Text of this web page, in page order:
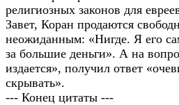
религиозных законов для
Завет, Коран продаются
неожиданным: «Нигде. Я его
за большие деньги». А на
издается», получил ответ
скрывать».
--- Конец цитаты ---